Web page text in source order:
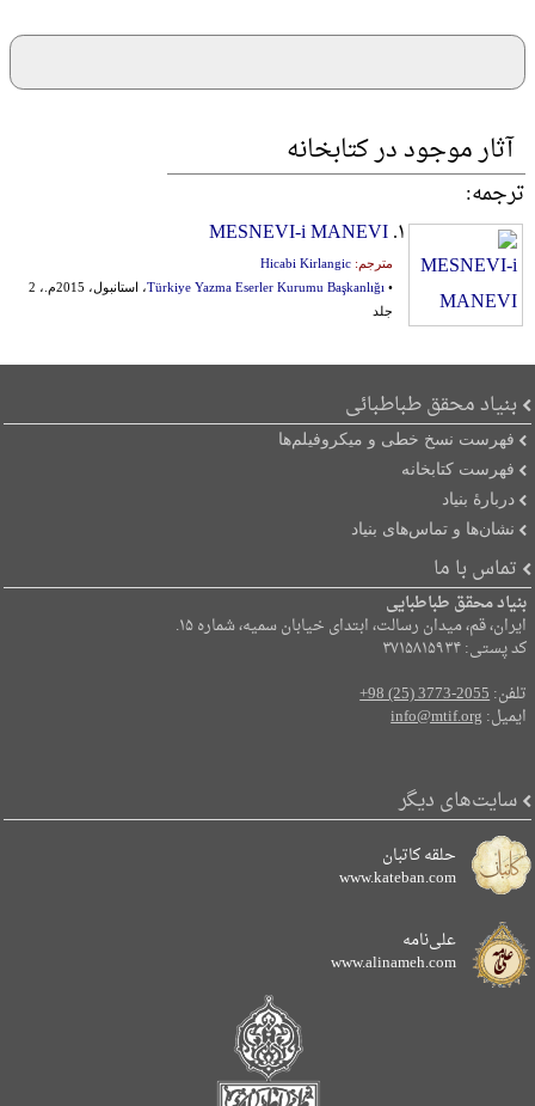
آثار موجود در کتابخانه
ترجمه:
۱. MESNEVI-i MANEVI
مترجم: Hicabi Kirlangic
•
Türkiye Yazma Eserler Kurumu Başkanlığı
، استانبول، 2015م.، 2
جلد
بنیاد محقق طباطبائی
فهرست نسخ خطی و میکروفیلم‌ها
فهرست کتابخانه
دربارۀ بنیاد
نشان‌ها و تماس‌های بنیاد
تماس با ما
بنیاد محقق طباطبایی
ایران، قم، میدان رسالت، ابتدای خیابان سمیه، شماره ۱۵.
کد پستی: ۳۷۱۵۸۱۵۹۳۴
تلفن:+98 (25) 3773-2055
ایمیل:info@mtif.org
سایت‌های دیگر
حلقه کاتبان
www.kateban.com
علی‌نامه
www.alinameh.com